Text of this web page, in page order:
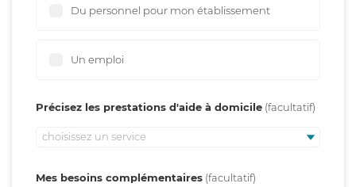
Du personnel pour mon établissement
Un emploi
Précisez les prestations d'aide à domicile
choisissez un service
Mes besoins complémentaires